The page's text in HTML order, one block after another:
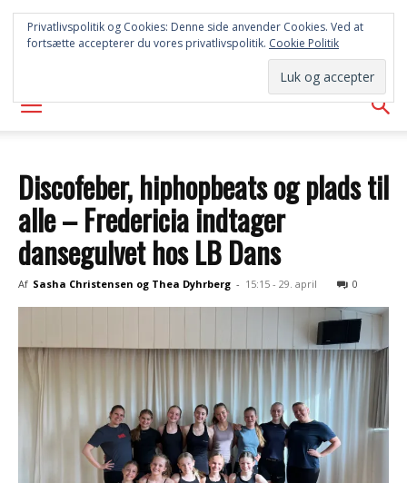
SYD
AVISEN
Discofeber, hiphopbeats og plads til
alle – Fredericia indtager
dansegulvet hos LB Dans
Af Sasha Christensen og Thea Dyhrberg - 15:15 - 29. april 0
Privatlivspolitik og Cookies: Denne side anvender Cookies. Ved at
fortsætte accepterer du vores privatlivspolitik. Cookie Politik